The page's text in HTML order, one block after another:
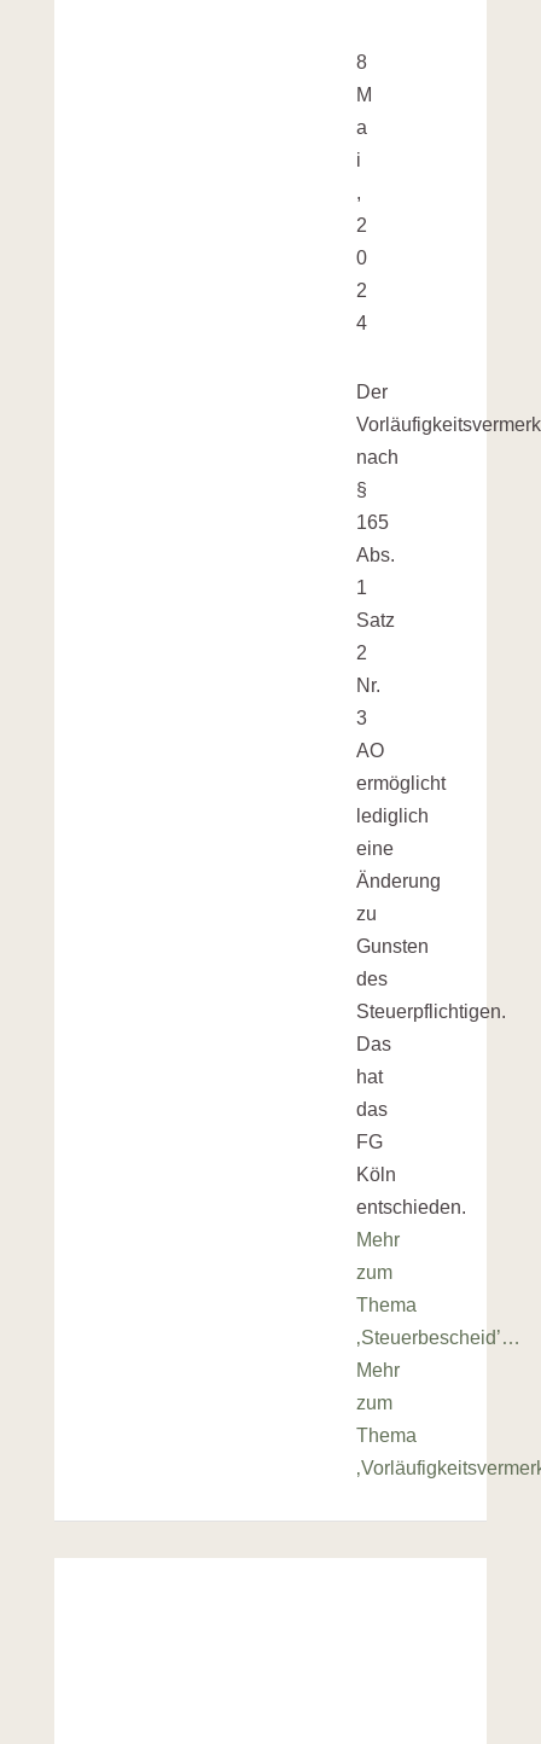
8
M
a
i
,
2
0
2
4
Der
Vorläufigkeitsvermerk
nach
§
165
Abs.
1
Satz
2
Nr.
3
AO
ermöglicht
lediglich
eine
Änderung
zu
Gunsten
des
Steuerpflichtigen.
Das
hat
das
FG
Köln
entschieden.
Mehr
zum
Thema
‚Steuerbescheid’…
Mehr
zum
Thema